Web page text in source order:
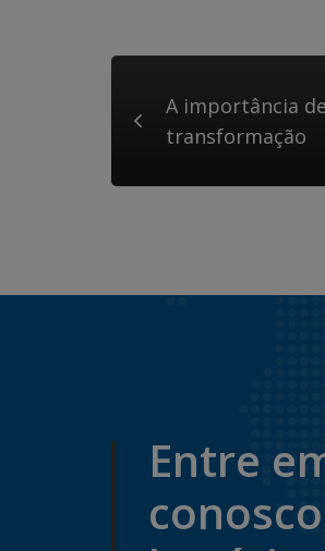
A importância
transformação
Entre